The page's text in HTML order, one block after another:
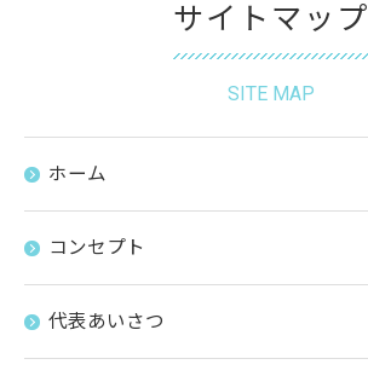
SITE MAP
サイトマップ
ホーム
コンセプト
代表あいさつ